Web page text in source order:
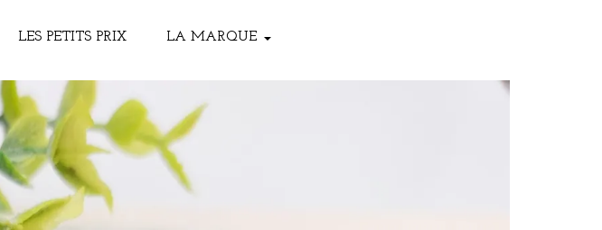
LES PETITS PRIX LA MARQUE